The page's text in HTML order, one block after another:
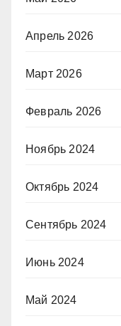
Апрель 2026
Март 2026
Февраль 2026
Ноябрь 2024
Октябрь 2024
Сентябрь 2024
Июнь 2024
Май 2024